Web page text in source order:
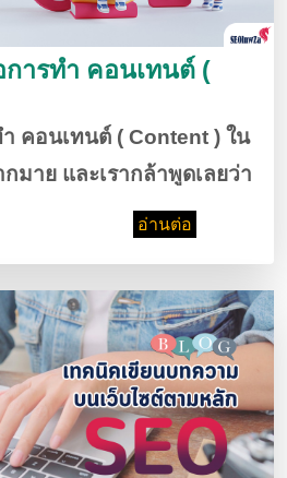
ารทำ คอนเทนต์ (
คอนเทนต์ ( Content ) ใน
มาย และเรากล้าพูดเลยว่า
นเทนต์ มีเยอะจนเราอาจจะ
านของเราจนจบ นั้นมันไม่
าจะมา รวม 3 ขั้นตอน ต่อ
)
อ่านต่อ